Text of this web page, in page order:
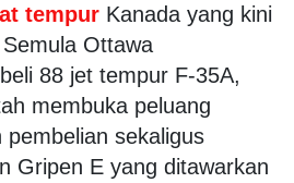
tempur Kanada yang kini
Ottawa
88 jet tempur F-35A,
membuka peluang
pembelian sekaligus
Gripen E yang ditawarkan